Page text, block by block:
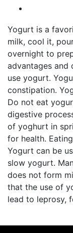
Yogurt is a
milk, cool it,
overnight to
advantages and
use yogurt.
constipation.
Do not eat
digestive
of yoghurt in
for health.
Yogurt can be
slow yogurt.
does not form
that the use of
lead to leprosy,